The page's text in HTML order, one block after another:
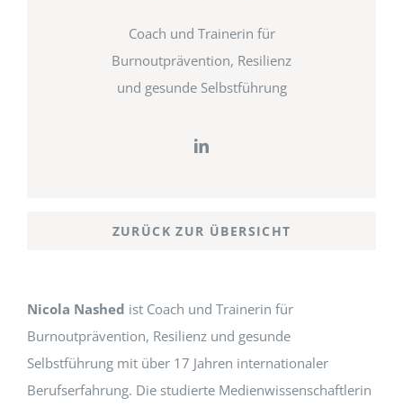
Coach und Trainerin für
Burnoutprävention, Resilienz
und gesunde Selbstführung
ZURÜCK ZUR ÜBERSICHT
Nicola Nashed ist Coach und Trainerin für
Burnoutprävention, Resilienz und gesunde
Selbstführung mit über 17 Jahren internationaler
Berufserfahrung. Die studierte Medienwissenschaftlerin